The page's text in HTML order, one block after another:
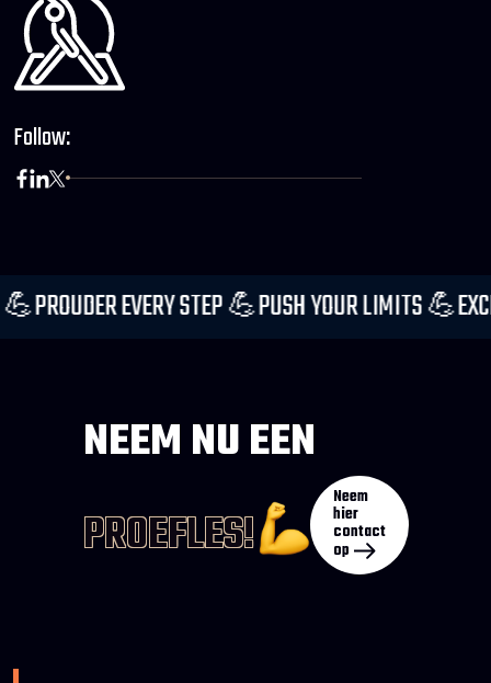
Follow:
REP 💪PROUDER EVERY STEP 💪PUSH YOUR LIMITS
NEEM NU EEN
PROEFLES!
Neem
hier
contact
op